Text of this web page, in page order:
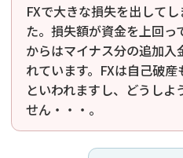
FXで大きな損失を出して
た。損失額が資金を上回っ
からはマイナス分の追加入
れています。FXは自己破産
といわれますし、どうしよ
せん・・・。